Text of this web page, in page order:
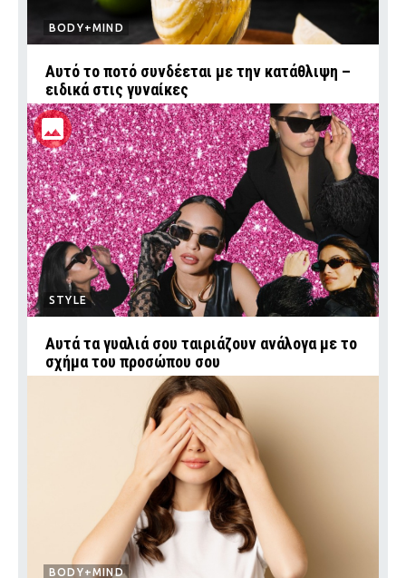
BODY+MIND
Αυτό το ποτό συνδέεται με την κατάθλιψη –
ειδικά στις γυναίκες
STYLE
Αυτά τα γυαλιά σου ταιριάζουν ανάλογα με το
σχήμα του προσώπου σου
BODY+MIND